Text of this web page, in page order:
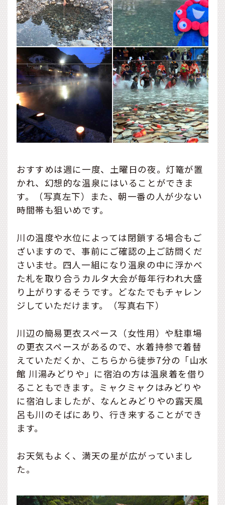
おすすめは週に一度、土曜日の夜。灯篭が置
かれ、幻想的な温泉にはいることができま
す。（写真左下）また、朝一番の人が少ない
時間帯も狙いめです。
川の温度や水位によっては閉鎖する場合もご
ざいますので、事前にご確認の上ご訪問くだ
さいませ。四人一組になり温泉の中に浮かべ
た札を取り合うカルタ大会が毎年行われ大盛
り上がりするそうです。どなたでもチャレン
ジしていただけます。（写真右下）
川辺の簡易更衣スペース（女性用）や駐車場
の更衣スペースがあるので、水着持参で着替
えていただくか、こちらから徒歩7分の「山水
館 川湯みどりや」に宿泊の方は温泉着を借り
ることもできます。ミャクミャクはみどりや
に宿泊しましたが、なんとみどりやの露天風
呂も川のそばにあり、行き来することができ
ます。
お天気もよく、満天の星が広がっていまし
た。